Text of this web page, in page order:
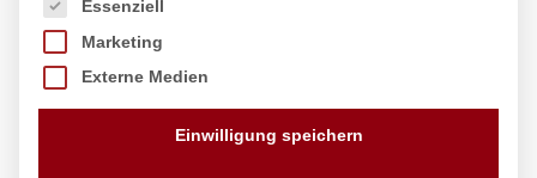
Essenziell
Marketing
Externe Medien
Einwilligung speichern